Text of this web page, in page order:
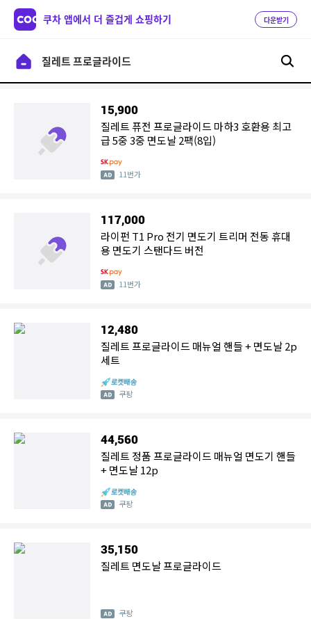
쿠차 앱에서 더 즐겁게 쇼핑하기 다운받기
15,900
질레트 퓨전 프로글라이드 마하3 호환용 최고
급 5중 3중 면도날 2팩(8입)
11번가
117,000
라이펀 T1 Pro 전기 면도기 트리머 전동 휴대
용 면도기 스탠다드 버전
11번가
12,480
질레트 프로글라이드 매뉴얼 핸들 + 면도날 2p
세트
쿠팡
44,560
질레트 정품 프로글라이드 매뉴얼 면도기 핸들
+ 면도날 12p
쿠팡
35,150
질레트 면도날 프로글라이드
쿠팡